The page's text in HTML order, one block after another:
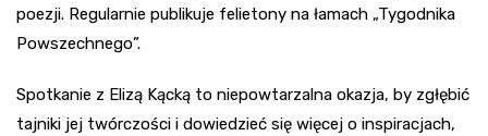
poezji. Regularnie publikuje felietony na łamach „Tygodnika
Powszechnego”.
Spotkanie z Elizą Kącką to niepowtarzalna okazja, by zgłębić
tajniki jej twórczości i dowiedzieć się więcej o inspiracjach,